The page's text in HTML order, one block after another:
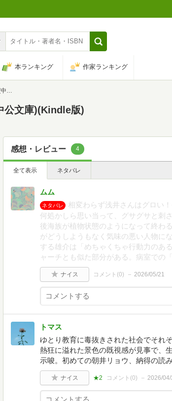
本ランキング 作家ランキング
)
公文庫)(Kindle版)
感想・レビュー 4
全て表示 ネタバレ
ムム
ネタバレ
相変わらず浅井さんはグロい
何処かしら思い当って、グサグサと刺
後海族が植物状態のようになって終わ
がどうしようもなく気味の悪い人物に
する雄介は「めちゃくちゃ行動力のあ
ャーチとも似た部分がある。病室での
ナイス コメント(0) 2026/05/21
トマス
ゆとり教育に毒抜きされた社会でそれ
熱狂に溢れた景色の既視感が見事で、
示唆。初めての朝井リョウ、納得の読
ナイス ★2 コメント(0) 2026/04/